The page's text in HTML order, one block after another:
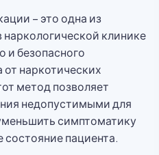
– это одна из
клинике
и безопасного
наркотических
метод позволяет
недопустимыми для
симптоматику
пациента.